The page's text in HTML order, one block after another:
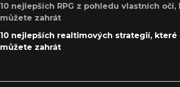
10 nejlepších RPG z pohledu vlastních očí,
můžete zahrát
10 nejlepších realtimových strategií, které
můžete zahrát